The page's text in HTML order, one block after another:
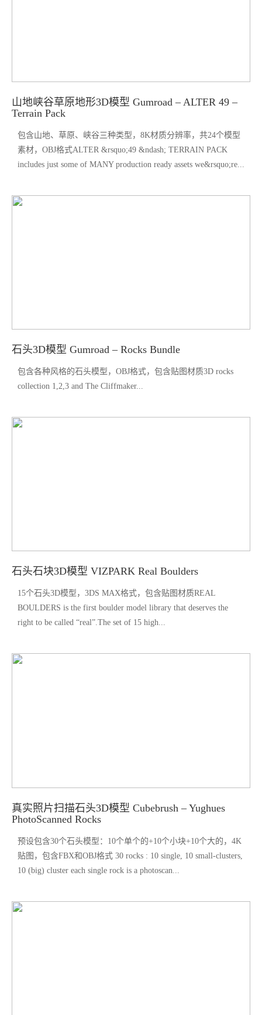
山地峡谷草原地形3D模型 Gumroad – ALTER 49 –
Terrain Pack
包含山地、草原、峡谷三种类型，8K材质分辨率，共24个模型
素材，OBJ格式ALTER &rsquo;49 &ndash; TERRAIN PACK
includes just some of MANY production ready assets we&rsquo;re...
石头3D模型 Gumroad – Rocks Bundle
包含各种风格的石头模型，OBJ格式，包含贴图材质3D rocks
collection 1,2,3 and The Cliffmaker...
石头石块3D模型 VIZPARK Real Boulders
15个石头3D模型，3DS MAX格式，包含贴图材质REAL
BOULDERS is the first boulder model library that deserves the
right to be called “real”.The set of 15 high...
真实照片扫描石头3D模型 Cubebrush – Yughues
PhotoScanned Rocks
预设包含30个石头模型：10个单个的+10个小块+10个大的，4K
贴图，包含FBX和OBJ格式 30 rocks : 10 single, 10 small-clusters,
10 (big) cluster each single rock is a photoscan...